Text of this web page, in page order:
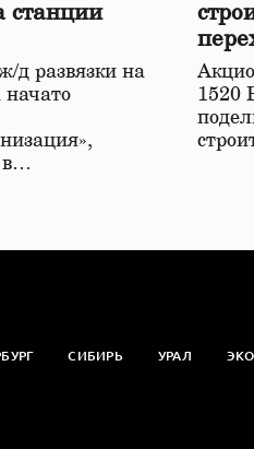
станции
д развязки на
в…
1520
СИБИРЬ УРАЛ